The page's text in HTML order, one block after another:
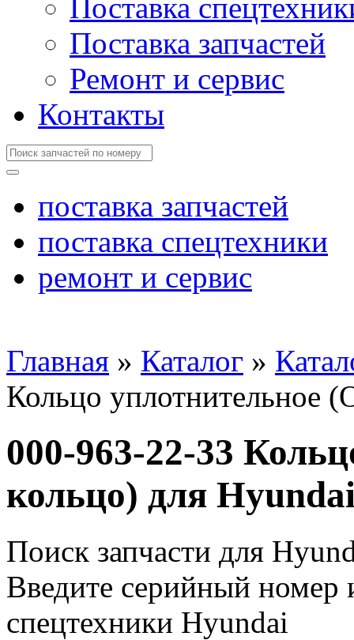
Поставка
Поставка запчастей
Ремонт и сервис
Контакты
поставка запчастей
поставка спецтехники
ремонт и сервис
Главная » Каталог »
Кольцо уплотнительное
000-963-22-33
кольцо) для
Поиск запчасти для
Введите серийный номер
спецтехники Hyundai